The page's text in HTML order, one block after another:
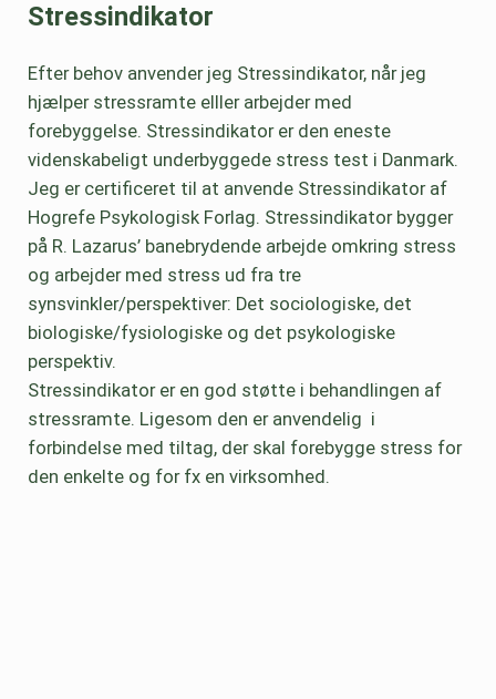
Stressindikator
Efter behov anvender jeg Stressindikator, når jeg
hjælper stressramte elller arbejder med
forebyggelse. Stressindikator er den eneste
videnskabeligt underbyggede stress test i Danmark.
Jeg er certificeret til at anvende Stressindikator af
Hogrefe Psykologisk Forlag. Stressindikator bygger
på R. Lazarus’ banebrydende arbejde omkring stress
og arbejder med stress ud fra tre
synsvinkler/perspektiver: Det sociologiske, det
biologiske/fysiologiske og det psykologiske
perspektiv.
Stressindikator er en god støtte i behandlingen af
stressramte. Ligesom den er anvendelig i
forbindelse med tiltag, der skal forebygge stress for
den enkelte og for fx en virksomhed.